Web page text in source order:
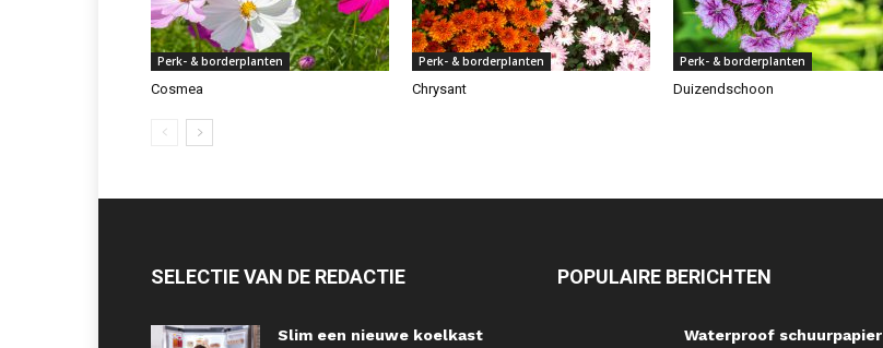
Perk- & borderplanten
Cosmea
Perk- & borderplanten
Chrysant
Perk- & borderplanten
Duizendschoon
SELECTIE VAN DE REDACTIE
Slim een nieuwe koelkast
POPULAIRE BERICHTEN
Waterproof schuurpapier